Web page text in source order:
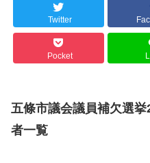
Twitter
Pocket
五條市議会議員補欠選
者一覧